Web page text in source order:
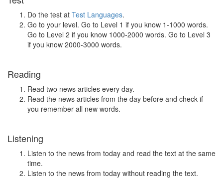
Do the test at Test Languages.
Go to your level. Go to Level 1 if you know 1-1000 words.
Go to Level 2 if you know 1000-2000 words. Go to Level 3
if you know 2000-3000 words.
Reading
Read two news articles every day.
Read the news articles from the day before and check if
you remember all new words.
Listening
Listen to the news from today and read the text at the same
time.
Listen to the news from today without reading the text.